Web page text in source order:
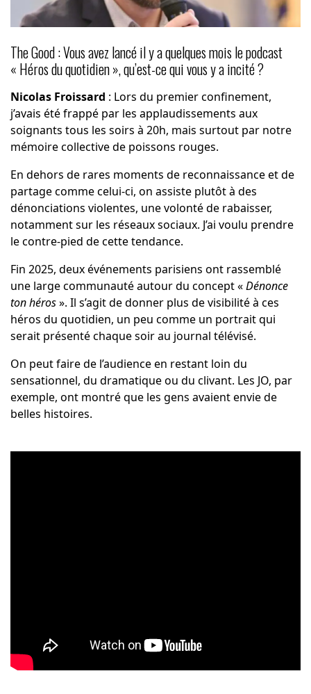
The Good : Vous avez lancé il y a quelques mois le podcast
« Héros du quotidien », qu’est-ce qui vous y a incité ?
Nicolas Froissard : Lors du premier confinement,
j’avais été frappé par les applaudissements aux
soignants tous les soirs à 20h, mais surtout par notre
mémoire collective de poissons rouges.
En dehors de rares moments de reconnaissance et de
partage comme celui-ci, on assiste plutôt à des
dénonciations violentes, une volonté de rabaisser,
notamment sur les réseaux sociaux. J’ai voulu prendre
le contre-pied de cette tendance.
Fin 2025, deux événements parisiens ont rassemblé
une large communauté autour du concept «Dénonce
ton héros». Il s’agit de donner plus de visibilité à ces
héros du quotidien, un peu comme un portrait qui
serait présenté chaque soir au journal télévisé.
On peut faire de l’audience en restant loin du
sensationnel, du dramatique ou du clivant. Les JO, par
exemple, ont montré que les gens avaient envie de
belles histoires.